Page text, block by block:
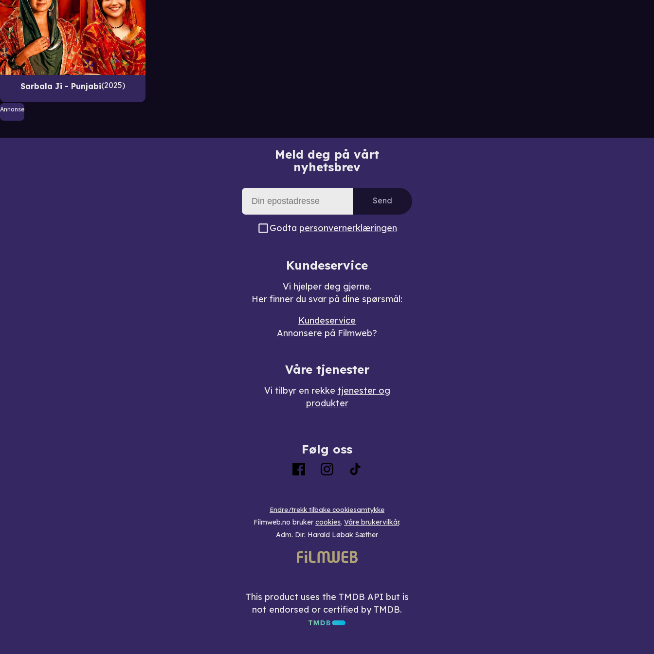
Sarbala Ji - Punjabi 2025
Annonse
Meld deg på vårt
nyhetsbrev
Send
Godta personvernerklæringen
Kundeservice
Vi hjelper deg gjerne.
Her finner du svar på dine spørsmål:
Kundeservice
Annonsere på Filmweb?
Våre tjenester
Vi tilbyr en rekke tjenester og
produkter
Følg oss
Endre/trekk tilbake cookiesamtykke
Filmweb.no bruker cookies. Våre brukervilkår.
Adm. Dir: Harald Løbak Sæther
This product uses the TMDB API but is
not endorsed or certified by TMDB.